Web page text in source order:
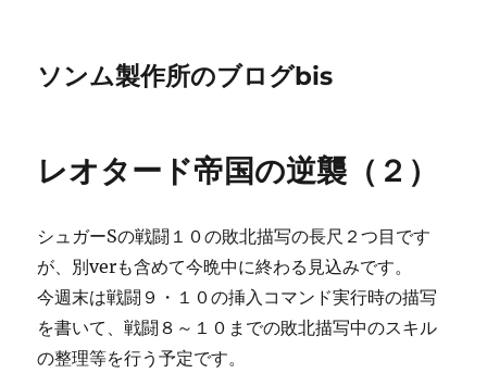
ソンム製作所のブログbis
レオタード帝国の逆襲（２）
シュガーSの戦闘１０の敗北描写の長尺２つ目です
が、別verも含めて今晩中に終わる見込みです。
今週末は戦闘９・１０の挿入コマンド実行時の描写
を書いて、戦闘８～１０までの敗北描写中のスキル
の整理等を行う予定です。